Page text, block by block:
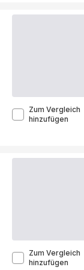
Zum Vergleich
hinzufügen
Zum Vergleich
hinzufügen